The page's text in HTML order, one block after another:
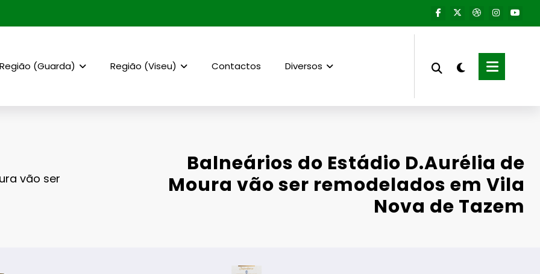
Região (Guarda) Região (Viseu) Contactos Diversos
vão ser
Balneários do Estádio D.Aurélia de
Moura vão ser remodelados em Vila
Nova de Tazem